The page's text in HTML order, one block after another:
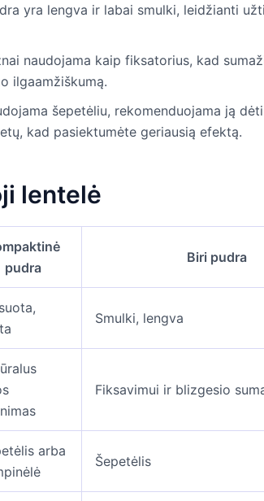
yra lengva ir labai smulki, leidžianti
naudojama kaip fiksatorius, kad
ilgaamžiškumą.
šepetėliu, rekomenduojama ją
kad pasiektumėte geriausią efektą.
lentelė
pudra
Biri pudra
Smulki, lengva
Fiksavimui ir blizgesio
arba
Šepetėlis